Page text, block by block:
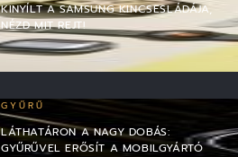
KINYÍLT A SAMSUNG KINCSESLÁDÁJA,
NÉZD MIT REJT!
GYŰRŰ
LÁTHATÁRON A NAGY DOBÁS:
GYŰRŰVEL ERŐSÍT A MOBILGYÁRTÓ